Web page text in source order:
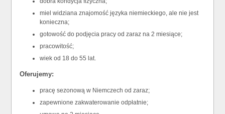
miel widziana znajomość języka niemieckiego, ale nie jest
konieczna;
gotowość do podjęcia pracy od zaraz na 2 miesiące;
pracowitość;
wiek od 18 do 55 lat.
Oferujemy:
pracę sezonową w Niemczech od zaraz;
zapewnione zakwaterowanie odpłatnie;